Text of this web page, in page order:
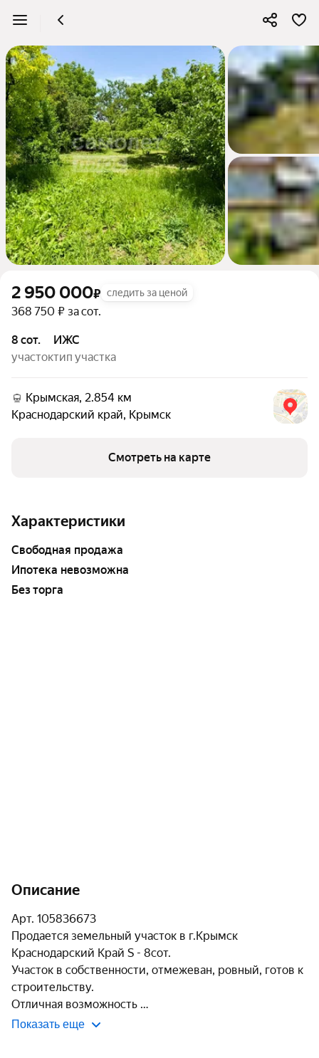
2 950 000₽ следить за ценой
368 750 ₽ за сот.
8 сот.
участок
ИЖС
тип участка
Крымская, 2.854 км
Краснодарский край, Крымск
Смотреть на карте
Характеристики
свободная продажа
ипотека невозможна
Без торга
Описание
Арт. 105836673
Продается земельный участок в г.Крымск
Краснодарский Край S - 8сот.
Участок в собственности, отмежеван, ровный, готов к
строительству.
Отличная возможность
Показать еще